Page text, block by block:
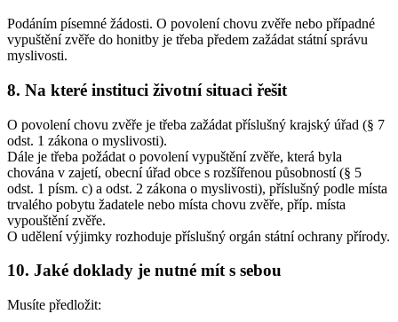
Podáním písemné žádosti. O povolení chovu zvěře nebo případné
vypuštění zvěře do honitby je třeba předem zažádat státní správu
myslivosti.
8. Na které instituci životní situaci řešit
O povolení chovu zvěře je třeba zažádat příslušný krajský úřad (§ 7
odst. 1 zákona o myslivosti).
Dále je třeba požádat o povolení vypuštění zvěře, která byla
chována v zajetí, obecní úřad obce s rozšířenou působností (§ 5
odst. 1 písm. c) a odst. 2 zákona o myslivosti), příslušný podle místa
trvalého pobytu žadatele nebo místa chovu zvěře, příp. místa
vypouštění zvěře.
O udělení výjimky rozhoduje příslušný orgán státní ochrany přírody.
10. Jaké doklady je nutné mít s sebou
Musíte předložit: